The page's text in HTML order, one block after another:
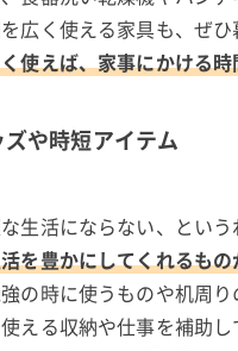
広く使える家具も、ぜひ
使えば、家事にかける
や時短アイテム
生活にならない、という
を豊かにしてくれるも
の時に使うものや机周り
える収納や仕事を補助し